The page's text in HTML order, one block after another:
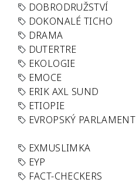
DOBRODRUŽSTVÍ
DOKONALÉ TICHO
DRAMA
DUTERTRE
EKOLOGIE
EMOCE
ERIK AXL SUND
ETIOPIE
EVROPSKÝ PARLAMENT
EXMUSLIMKA
EYP
FACT-CHECKERS